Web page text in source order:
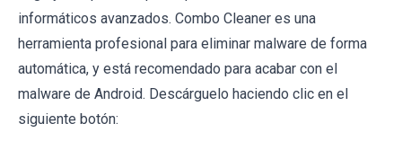
informáticos avanzados. Combo Cleaner es una
herramienta profesional para eliminar malware de forma
automática, y está recomendado para acabar con el
malware de Android. Descárguelo haciendo clic en el
siguiente botón: